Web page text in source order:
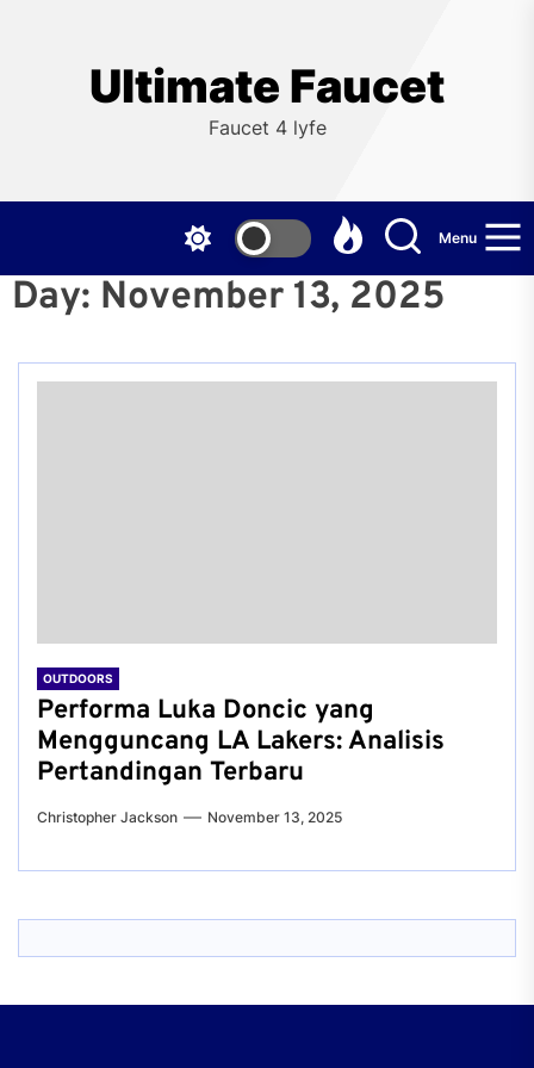
Ultimate Faucet
Faucet 4 lyfe
Menu
Day: November 13, 2025
OUTDOORS
Performa Luka Doncic yang
Mengguncang LA Lakers: Analisis
Pertandingan Terbaru
Christopher Jackson November 13, 2025